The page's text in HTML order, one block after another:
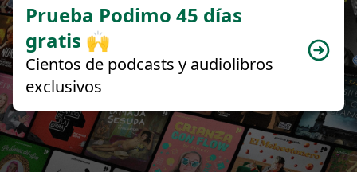
Prueba Podimo 45 días
gratis 🙌
Cientos de podcasts y audiolibros
exclusivos